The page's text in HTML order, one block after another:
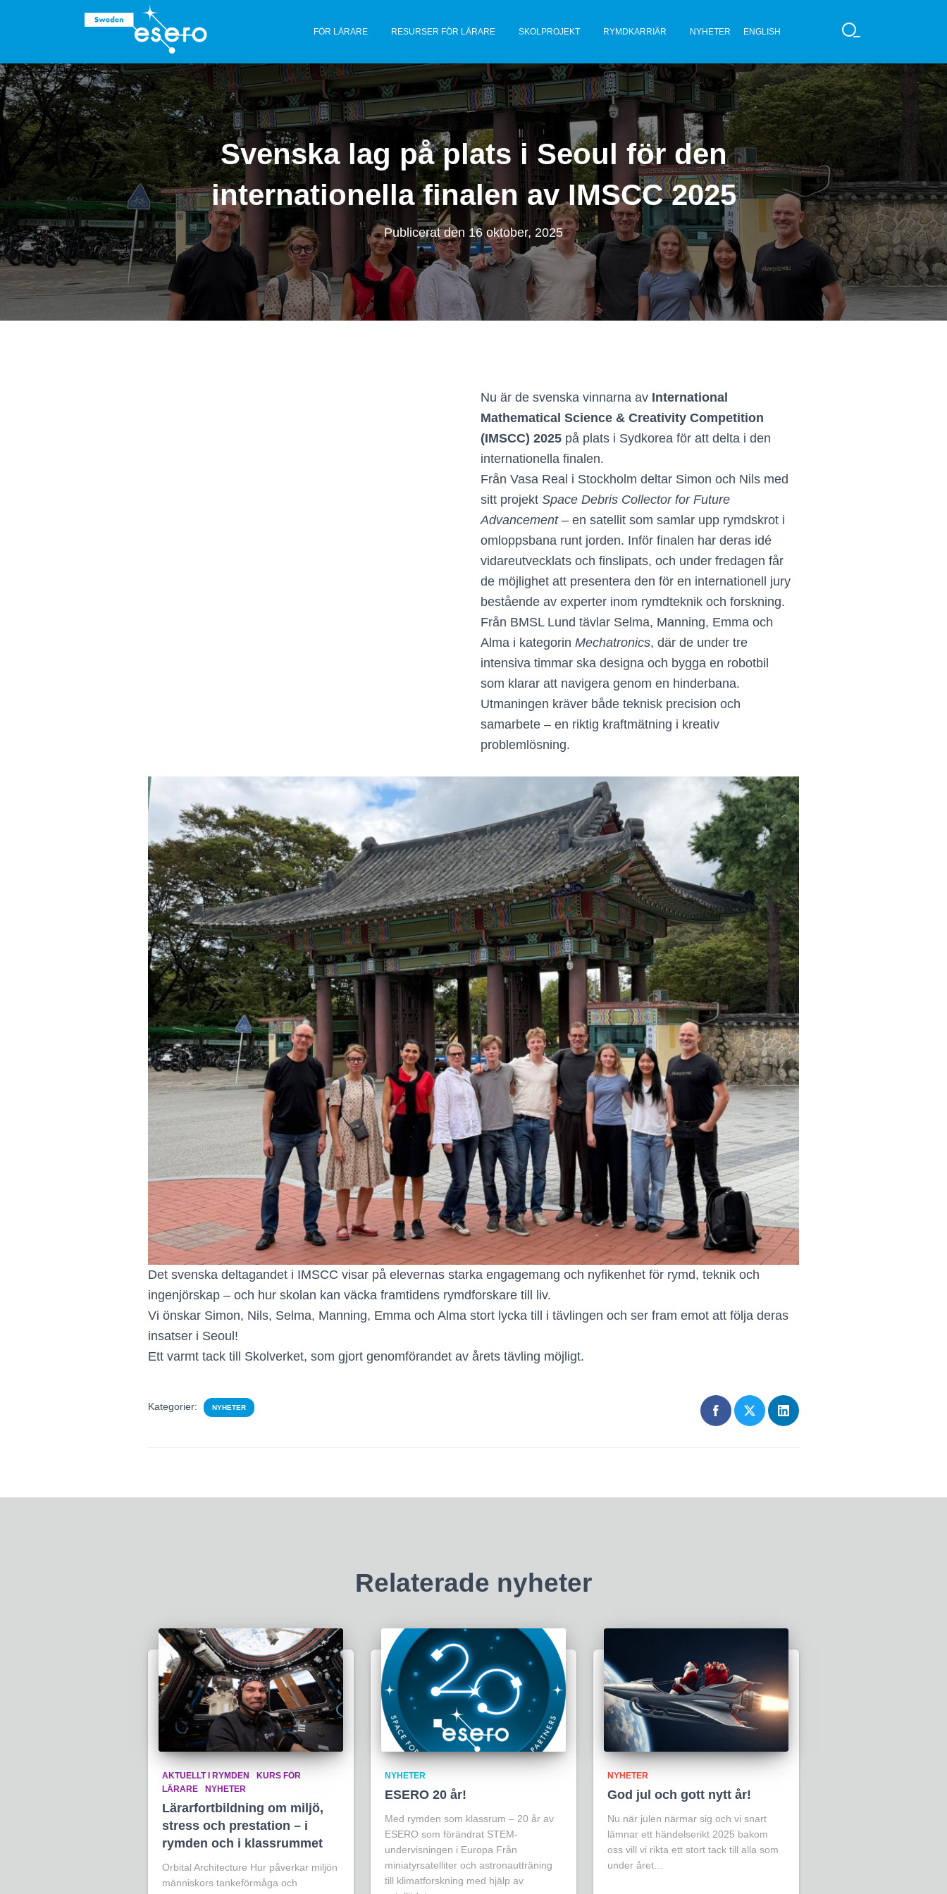
FÖR LÄRARE RESURSER FÖR LÄRARE SKOLPROJEKT RYMDKARRIÄR NYHETER ENGLISH
S
Svenska lag på plats i Seoul för den
internationella finalen av IMSCC 2025
Publicerat den 16 oktober, 2025
Nu är de svenska vinnarna av International
Mathematical Science & Creativity Competition
(IMSCC) 2025 på plats i Sydkorea för att delta i den
internationella finalen.
Från Vasa Real i Stockholm deltar Simon och Nils med
sitt projekt Space Debris Collector for Future
Advancement– en satellit som samlar upp rymdskrot i
omloppsbana runt jorden. Inför finalen har deras idé
vidareutvecklats och finslipats, och under fredagen får
de möjlighet att presentera den för en internationell jury
bestående av experter inom rymdteknik och forskning.
Från BMSL Lund tävlar Selma, Manning, Emma och
Alma i kategorin Mechatronics, där de under tre
intensiva timmar ska designa och bygga en robotbil
som klarar att navigera genom en hinderbana.
Utmaningen kräver både teknisk precision och
samarbete – en riktig kraftmätning i kreativ
problemlösning.
Det svenska deltagandet i IMSCC visar på elevernas starka engagemang och nyfikenhet för rymd, teknik och
ingenjörskap – och hur skolan kan väcka framtidens rymdforskare till liv.
Vi önskar Simon, Nils, Selma, Manning, Emma och Alma stort lycka till i tävlingen och ser fram emot att följa deras
insatser i Seoul!
Ett varmt tack till Skolverket, som gjort genomförandet av årets tävling möjligt.
Kategorier: NYHETER
Relaterade nyheter
AKTUELLT I RYMDEN
KURS FÖR
LÄRARE
NYHETER
Lärarfortbildning om miljö,
stress och prestation – i
rymden och i klassrummet
Orbital Architecture Hur påverkar miljön
människors tankeförmåga och
NYHETER
ESERO 20 år!
Med rymden som klassrum – 20 år av
ESERO som förändrat STEM-
undervisningen i Europa Från
miniatyrsatelliter och astronautträning
till klimatforskning med hjälp av
NYHETER
God jul och gott nytt år!
Nu när julen närmar sig och vi snart
lämnar ett händelserikt 2025 bakom
oss vill vi rikta ett stort tack till alla som
under året…